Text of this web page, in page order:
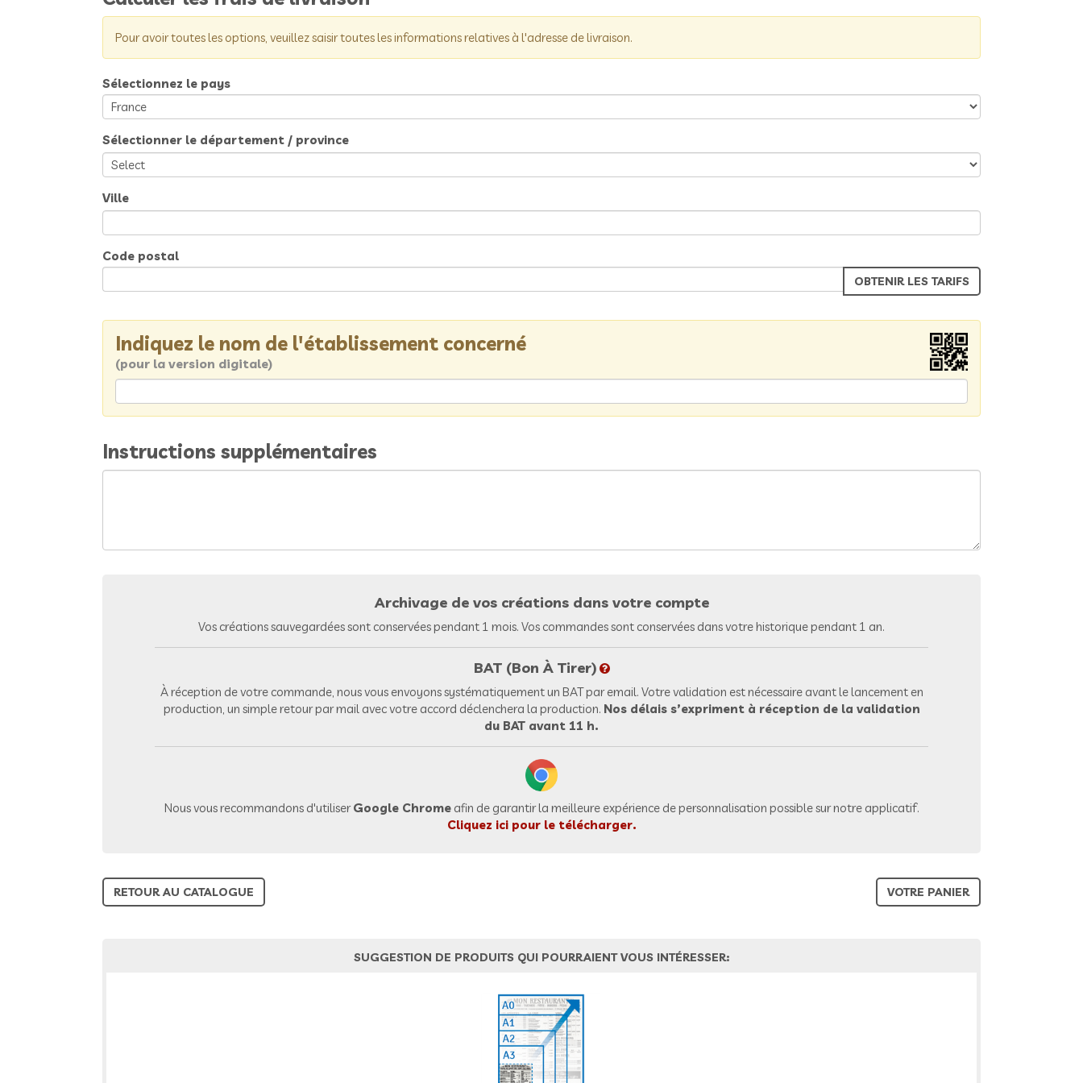
Pour avoir toutes les options, veuillez saisir toutes les informations relatives à l'adresse de livraison.
Sélectionnez le pays
Sélectionner le département / province
Ville
Code postal
Indiquez le nom de l'établissement concerné
(pour la version digitale)
Instructions supplémentaires
Archivage de vos créations dans votre compte
Vos créations sauvegardées sont conservées pendant 1 mois. Vos commandes sont conservées dans votre historique pendant 1 an.
BAT (Bon À Tirer)
À réception de votre commande, nous vous envoyons systématiquement un BAT par email. Votre validation est nécessaire avant le lancement en
production, un simple retour par mail avec votre accord déclenchera la production. Nos délais s’expriment à réception de la validation
du BAT avant 11 h.
Nous vous recommandons d'utiliserGoogle Chromeafin de garantir la meilleure expérience de personnalisation possible sur notre applicatif.
Cliquez ici pour le télécharger.
RETOUR AU CATALOGUE VOTRE PANIER
SUGGESTION DE PRODUITS QUI POURRAIENT VOUS INTÉRESSER: